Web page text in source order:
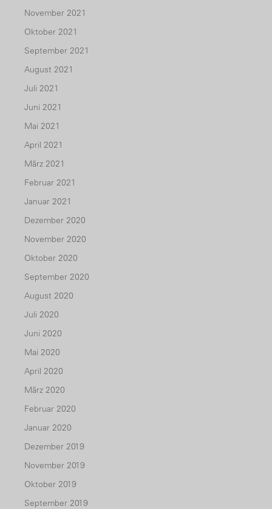
November 2021
Oktober 2021
September 2021
August 2021
Juli 2021
Juni 2021
Mai 2021
April 2021
März 2021
Februar 2021
Januar 2021
Dezember 2020
November 2020
Oktober 2020
September 2020
August 2020
Juli 2020
Juni 2020
Mai 2020
April 2020
März 2020
Februar 2020
Januar 2020
Dezember 2019
November 2019
Oktober 2019
September 2019